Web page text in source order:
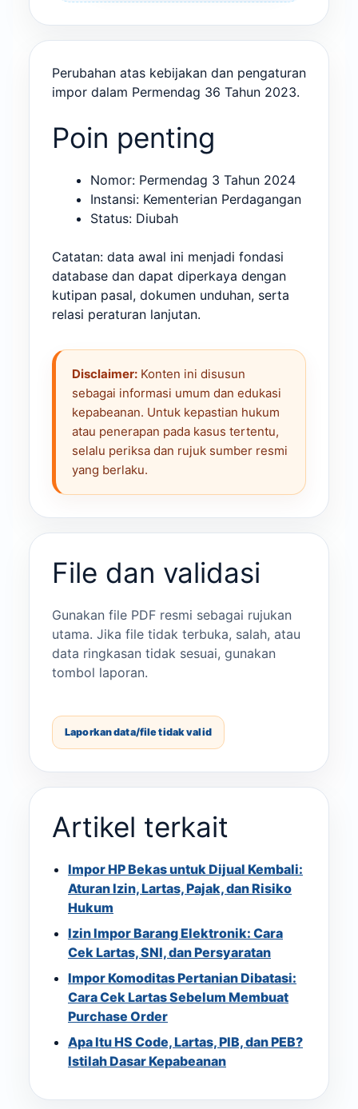
Perubahan atas kebijakan dan pengaturan
impor dalam Permendag 36 Tahun 2023.
Poin penting
Nomor: Permendag 3 Tahun 2024
Instansi: Kementerian Perdagangan
Status: Diubah
Catatan: data awal ini menjadi fondasi
database dan dapat diperkaya dengan
kutipan pasal, dokumen unduhan, serta
relasi peraturan lanjutan.
Disclaimer: Konten ini disusun
sebagai informasi umum dan edukasi
kepabeanan. Untuk kepastian hukum
atau penerapan pada kasus tertentu,
selalu periksa dan rujuk sumber resmi
yang berlaku.
File dan validasi
Gunakan file PDF resmi sebagai rujukan
utama. Jika file tidak terbuka, salah, atau
data ringkasan tidak sesuai, gunakan
tombol laporan.
Laporkan data/file tidak valid
Artikel terkait
Impor HP Bekas untuk Dijual Kembali:
Aturan Izin, Lartas, Pajak, dan Risiko
Hukum
Izin Impor Barang Elektronik: Cara
Cek Lartas, SNI, dan Persyaratan
Impor Komoditas Pertanian Dibatasi:
Cara Cek Lartas Sebelum Membuat
Purchase Order
Apa Itu HS Code, Lartas, PIB, dan PEB?
Istilah Dasar Kepabeanan